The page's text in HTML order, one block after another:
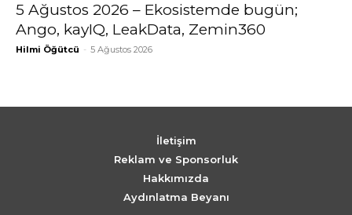
5 Ağustos 2026 – Ekosistemde bugün;
Ango, kayIQ, LeakData, Zemin360
Hilmi Öğütcü - 5 Ağustos 2026
İletişim
Reklam ve Sponsorluk
Hakkımızda
Aydınlatma Beyanı